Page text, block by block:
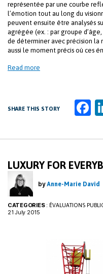
représentée par une courbe
l’émotion tout au long du
peuvent ensuite être analysés
agrégée (ex. : par groupe
de déterminer avec précision la
aussi le moment précis où ces
Read more
SHARE THIS STORY
b
o
o
k
LUXURY FOR
byAnne-Marie David
CATEGORIES: ÉVALUATIONS
21 July 2015